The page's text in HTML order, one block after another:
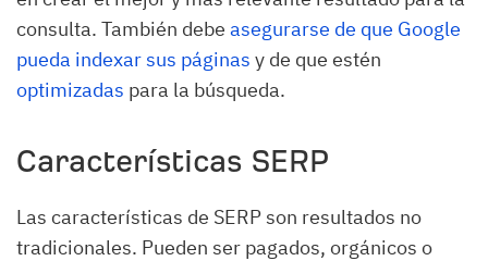
consulta. También debe asegurarse de que Google
pueda indexar sus páginas y de que estén
optimizadas para la búsqueda.
Características SERP
Las características de SERP son resultados no
tradicionales. Pueden ser pagados, orgánicos o